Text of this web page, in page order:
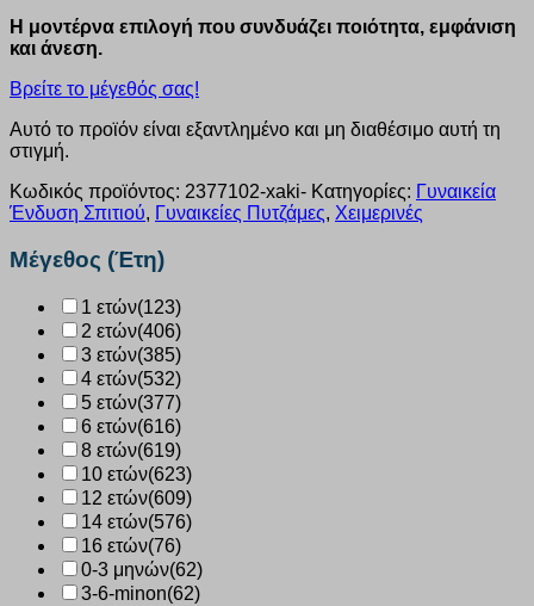
Η μοντέρνα επιλογή που συνδυάζει ποιότητα, εμφάνιση
και άνεση.
Βρείτε το μέγεθός σας!
Αυτό το προϊόν είναι εξαντλημένο και μη διαθέσιμο αυτή τη
στιγμή.
Κωδικός προϊόντος: 2377102-xaki- Κατηγορίες: Γυναικεία
Ένδυση Σπιτιού, Γυναικείες Πυτζάμες, Χειμερινές
Μέγεθος (Έτη)
1 ετών(123)
2 ετών(406)
3 ετών(385)
4 ετών(532)
5 ετών(377)
6 ετών(616)
8 ετών(619)
10 ετών(623)
12 ετών(609)
14 ετών(576)
16 ετών(76)
0-3 μηνών(62)
3-6-minon(62)